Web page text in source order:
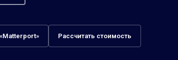
Рассчитать стоимость